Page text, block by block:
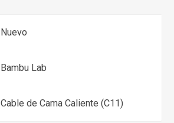
Nuevo
Bambu Lab
Cable de Cama Caliente (C11)